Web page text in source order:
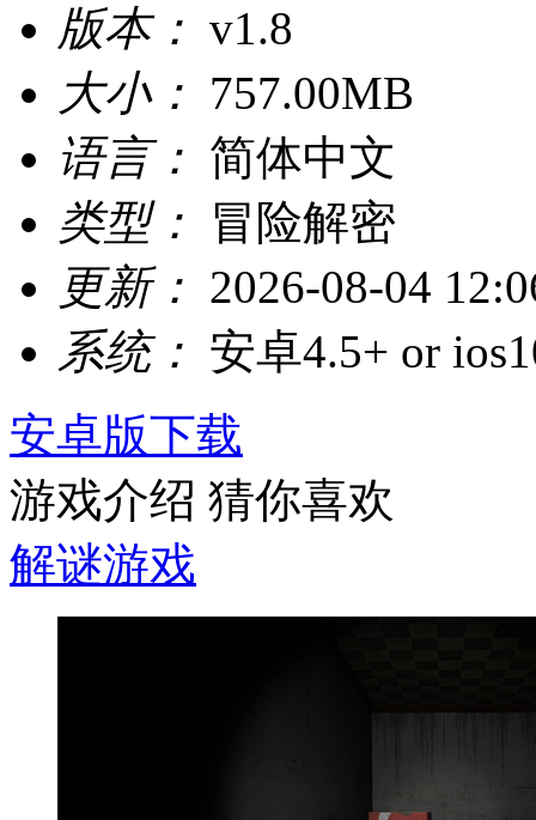
版本： v1.8
大小： 757.00MB
语言： 简体中文
类型：
冒险解密
更新： 2026-08-04
系统： 安卓4.5+ or
安卓版下载
游戏介绍 猜你喜欢
解谜游戏